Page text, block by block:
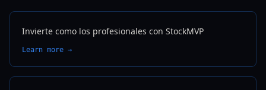
Invierte como los profesionales con StockMVP
Learn more →